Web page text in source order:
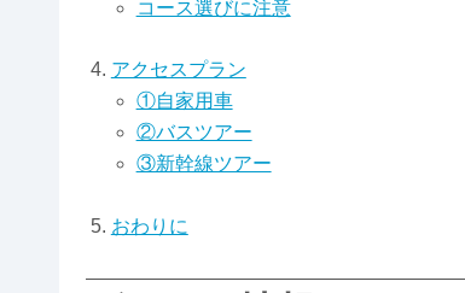
コース選びに注意
アクセスプラン
①自家用車
②バスツアー
③新幹線ツアー
おわりに